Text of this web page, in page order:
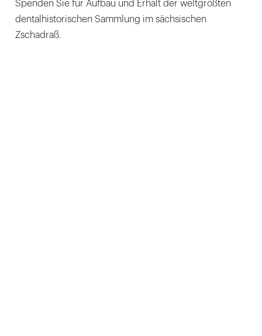
Spenden Sie für Aufbau und Erhalt der weltgrößten
dentalhistorischen Sammlung im sächsischen
Zschadraß.